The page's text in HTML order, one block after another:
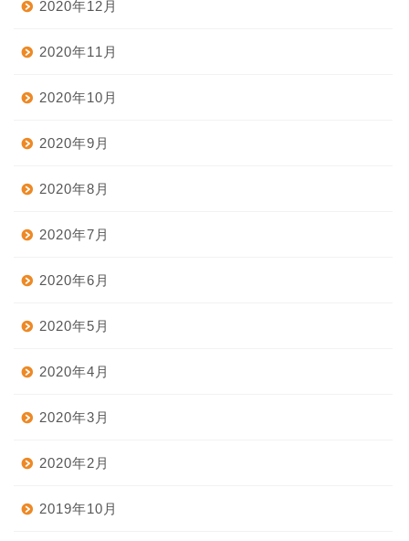
2020年12月
2020年11月
2020年10月
2020年9月
2020年8月
2020年7月
2020年6月
2020年5月
2020年4月
2020年3月
2020年2月
2019年10月